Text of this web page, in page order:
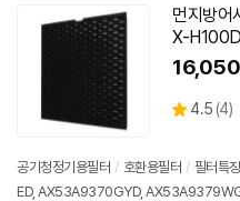
먼지방어
X-
16,050
별
4.5 (상
4)
공기청정기용필터 / 호환용필터 / 필터특
ED, AX53A9370GYD,